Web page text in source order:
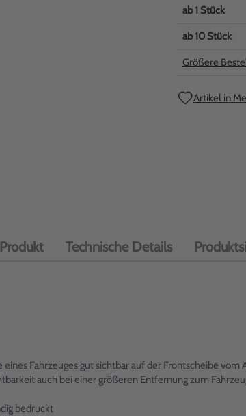
ab1 Stück
ab10 Stück
Größere
Artikel in
Technische Details
Fahrzeuges gut sichtbar auf der Frontscheibe vom
auch bei einer größeren Entfernung zum
bedruckt